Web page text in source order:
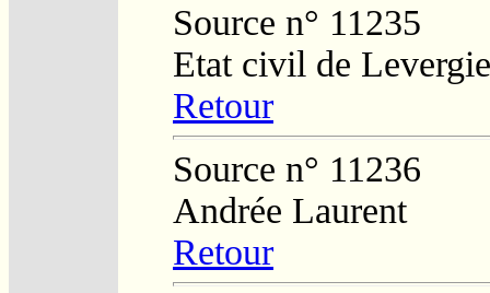
Source n° 11235
Etat civil de
Retour
Source n° 11236
Andrée Laurent
Retour